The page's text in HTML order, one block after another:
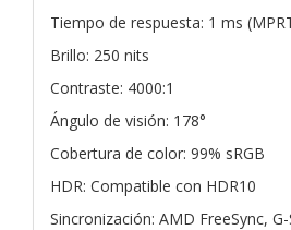
Tiempo de respuesta: 1 ms
Brillo: 250 nits
Contraste: 4000:1
Ángulo de visión: 178°
Cobertura de color: 99% sRGB
HDR: Compatible con HDR10
Sincronización: AMD FreeSync,